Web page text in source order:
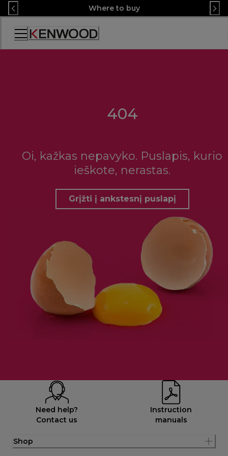
Skip
to
Content
Where to buy
Accessibility
Statement
404
Oi, kažkas nepavyko. Puslapis, kurio
ieškote, nerastas.
Grįžti į ankstesnį puslapį
Need help?
Contact us
Instruction
manuals
Shop